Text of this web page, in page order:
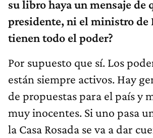
su libro haya un mensaje de
presidente, ni el ministro de
tienen todo el poder?
Por supuesto que sí. Los
están siempre activos. Hay
de propuestas para el país y
muy inocentes. Si uno pasa
la Casa Rosada se va a dar